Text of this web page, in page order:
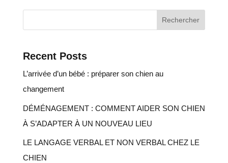
Rechercher
Recent Posts
L’arrivée d’un bébé : préparer son chien au
changement
DÉMÉNAGEMENT : COMMENT AIDER SON CHIEN
À S’ADAPTER À UN NOUVEAU LIEU
LE LANGAGE VERBAL ET NON VERBAL CHEZ LE
CHIEN